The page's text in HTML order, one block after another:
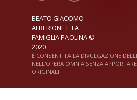
BEATO GIACOMO
ALBERIONE E LA
FAMIGLIA PAOLINA ©
2020
È CONSENTITA LA DIVULGAZIONE
NELL'OPERA OMNIA SENZA
ORIGINALI.